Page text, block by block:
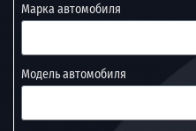
Марка автомобиля
Модель автомобиля